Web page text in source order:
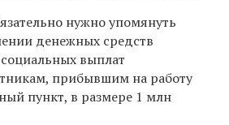
нужно упомянуть
денежных средств
выплат
прибывшим на работу
пункт, в размере 1 млн